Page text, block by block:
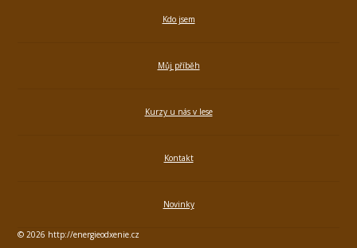
Kdo jsem
Můj příběh
Kurzy u nás v lese
Kontakt
Novinky
© 2026 http://energieodxenie.cz